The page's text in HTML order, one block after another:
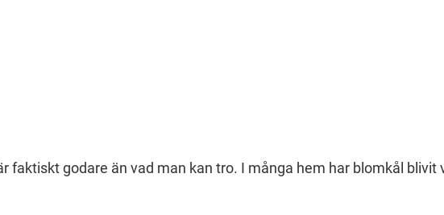
faktiskt godare än vad man kan tro. I många hem har blomkål blivit